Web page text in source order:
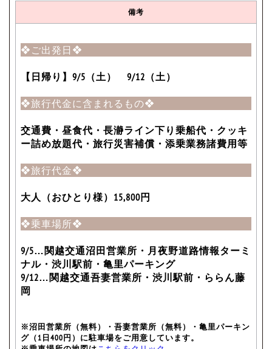
備考
❖ご出発日❖
【日帰り】9/5（土） 9/12（土）
❖旅行代金に含まれるもの❖
交通費・昼食代・長瀞ライン下り乗船代・クッキ
ー詰め放題代・旅行災害補償・添乗業務諸費用等
❖旅行代金❖
大人（おひとり様）15,800円
❖乗車場所❖
9/5…関越交通沼田営業所・月夜野道路情報ターミ
ナル・渋川駅前・亀里パーキング
9/12…関越交通吾妻営業所・渋川駅前・ららん藤
岡
※沼田営業所（無料）・吾妻営業所（無料）・亀里パーキン
グ（1日400円）に駐車場をご用意しています。